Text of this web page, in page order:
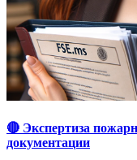
🔴 Экспертиза
документации